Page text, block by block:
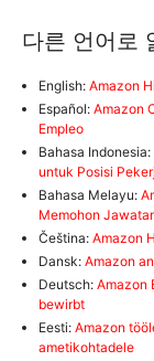
다른 언어로
English: Amazon
Español: Amazon
Empleo
Bahasa Indonesia:
untuk Posisi
Bahasa Melayu:
Memohon
Čeština: Amazon
Dansk: Amazon
Deutsch: Amazon
bewirbt
Eesti: Amazon
ametikohtadele